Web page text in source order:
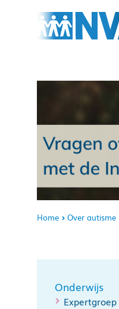
Home Over autisme
Onderwijs